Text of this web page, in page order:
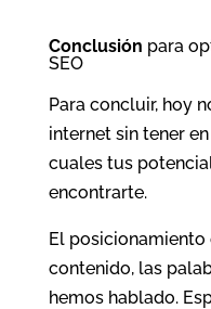
Conclusión para
SEO
Para concluir, hoy
internet sin tener
cuales tus
encontrarte.
El
contenido, las
hemos hablado.